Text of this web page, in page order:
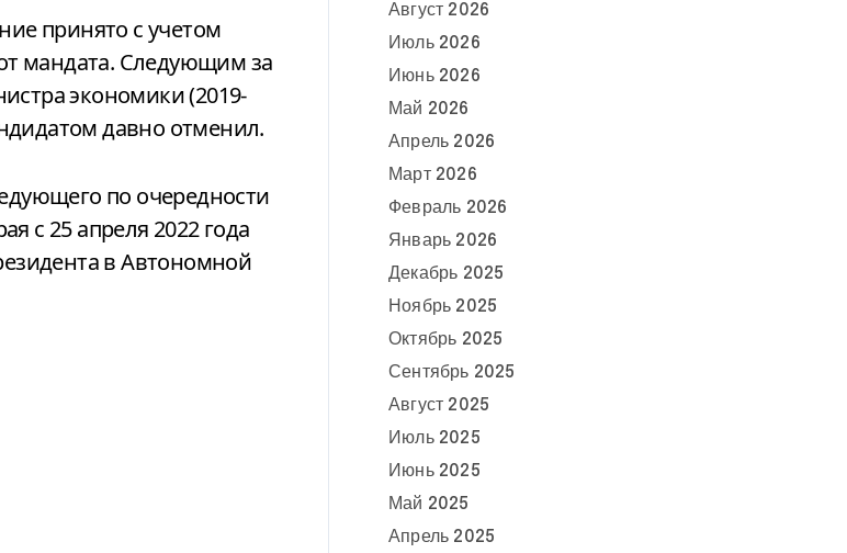
принято с учетом
мандата. Следующим за
экономики (2019-
давно отменил.
по очередности
с 25 апреля 2022 года
в Автономной
Август 2026
Июль 2026
Июнь 2026
Май 2026
Апрель 2026
Март 2026
Февраль 2026
Январь 2026
Декабрь 2025
Ноябрь 2025
Октябрь 2025
Сентябрь 2025
Август 2025
Июль 2025
Июнь 2025
Май 2025
Апрель 2025